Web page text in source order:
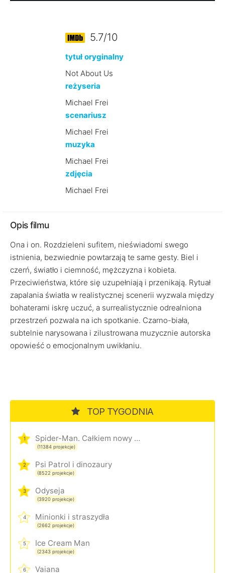
5.7/10
tytuł oryginalny
Not About Us
reżyseria
Michael Frei
scenariusz
Michael Frei
muzyka
Michael Frei
zdjęcia
Michael Frei
Opis filmu
Ona i on. Rozdzieleni sufitem, nieświadomi swego
istnienia, bezwiednie powtarzają te same gesty. Biel i
czerń, światło i ciemność, mężczyzna i kobieta.
Przeciwieństwa, które się uzupełniają i przenikają. Rytuał
zapalania światła w realistycznej scenerii wyzwala między
bohaterami iskrę uczuć, a surrealistycznie odrealniona
przestrzeń pozwala na ich spotkanie. Czarno-biała,
subtelnie narysowana i zilustrowana muzycznie autorska
opowieść o emocjonalnym uwikłaniu.
TOP TYGODNIA
1 Spider-Man. Całkiem nowy dzień
(11384 projekcje)
2 Psi Patrol i dinozaury
(8522 projekcje)
3 Odyseja
(3920 projekcje)
4 Minionki i straszydła
(2662 projekcje)
5 Ice Cream Man
(2343 projekcje)
6 Vaiana